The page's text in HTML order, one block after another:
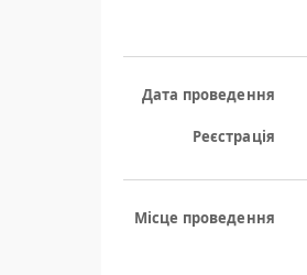
Дата проведення
Реєстрація
Місце проведення